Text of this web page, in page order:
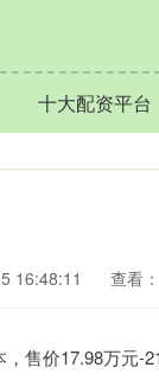
十大配资平台
16:48:11 查看
售价17.98万元-